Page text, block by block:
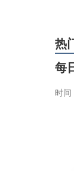
热
每
时间